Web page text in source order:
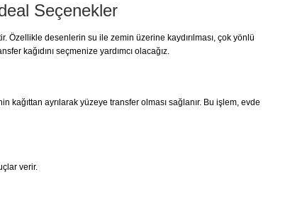
Seçenekler
Özellikle desenlerin su ile zemin üzerine kaydırılması, çok yönlü
kağıdını seçmenize yardımcı olacağız.
kağıttan ayrılarak yüzeye transfer olması sağlanır. Bu işlem, evde
verir.